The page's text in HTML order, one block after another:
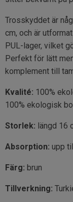
Trosskyddet är
cm, och är
PUL-lager, vilket
Perfekt för lätt
komplement till
Kvalité: 100%
100% ekologisk
Storlek: längd 16
Absorption: upp
Färg: brun
Tillverkning: